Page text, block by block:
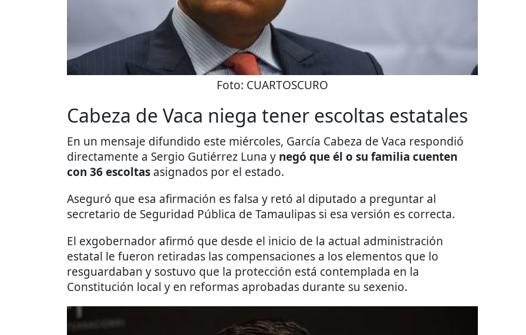
Foto: CUARTOSCURO
Cabeza de Vaca niega tener escoltas estatales
En un mensaje difundido este miércoles, García Cabeza de Vaca respondió
directamente a Sergio Gutiérrez Luna y negó que él o su familia cuenten
con 36 escoltas asignados por el estado.
Aseguró que esa afirmación es falsa y retó al diputado a preguntar al
secretario de Seguridad Pública de Tamaulipas si esa versión es correcta.
El exgobernador afirmó que desde el inicio de la actual administración
estatal le fueron retiradas las compensaciones a los elementos que lo
resguardaban y sostuvo que la protección está contemplada en la
Constitución local y en reformas aprobadas durante su sexenio.